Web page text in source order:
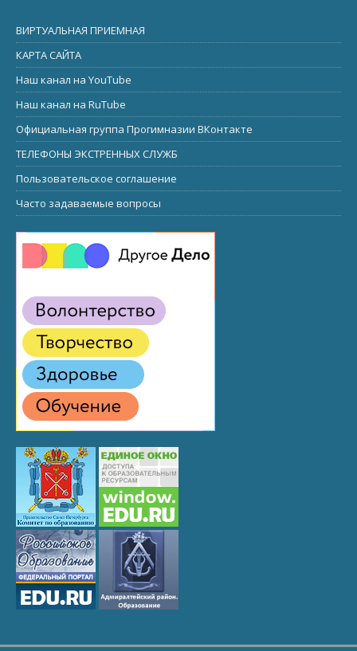
ВИРТУАЛЬНАЯ ПРИЕМНАЯ
КАРТА САЙТА
Наш канал на YouTube
Наш канал на RuTube
Официальная группа Прогимназии ВКонтакте
ТЕЛЕФОНЫ ЭКСТРЕННЫХ СЛУЖБ
Пользовательское соглашение
Часто задаваемые вопросы